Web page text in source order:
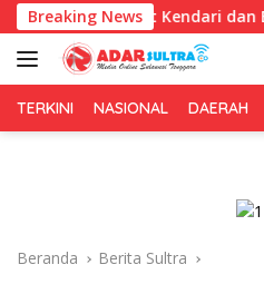
Langsung
ke
konten
Breaking News
Kendari dan BWS
TERKINI NASIONAL DAERAH
Beranda Berita Sultra